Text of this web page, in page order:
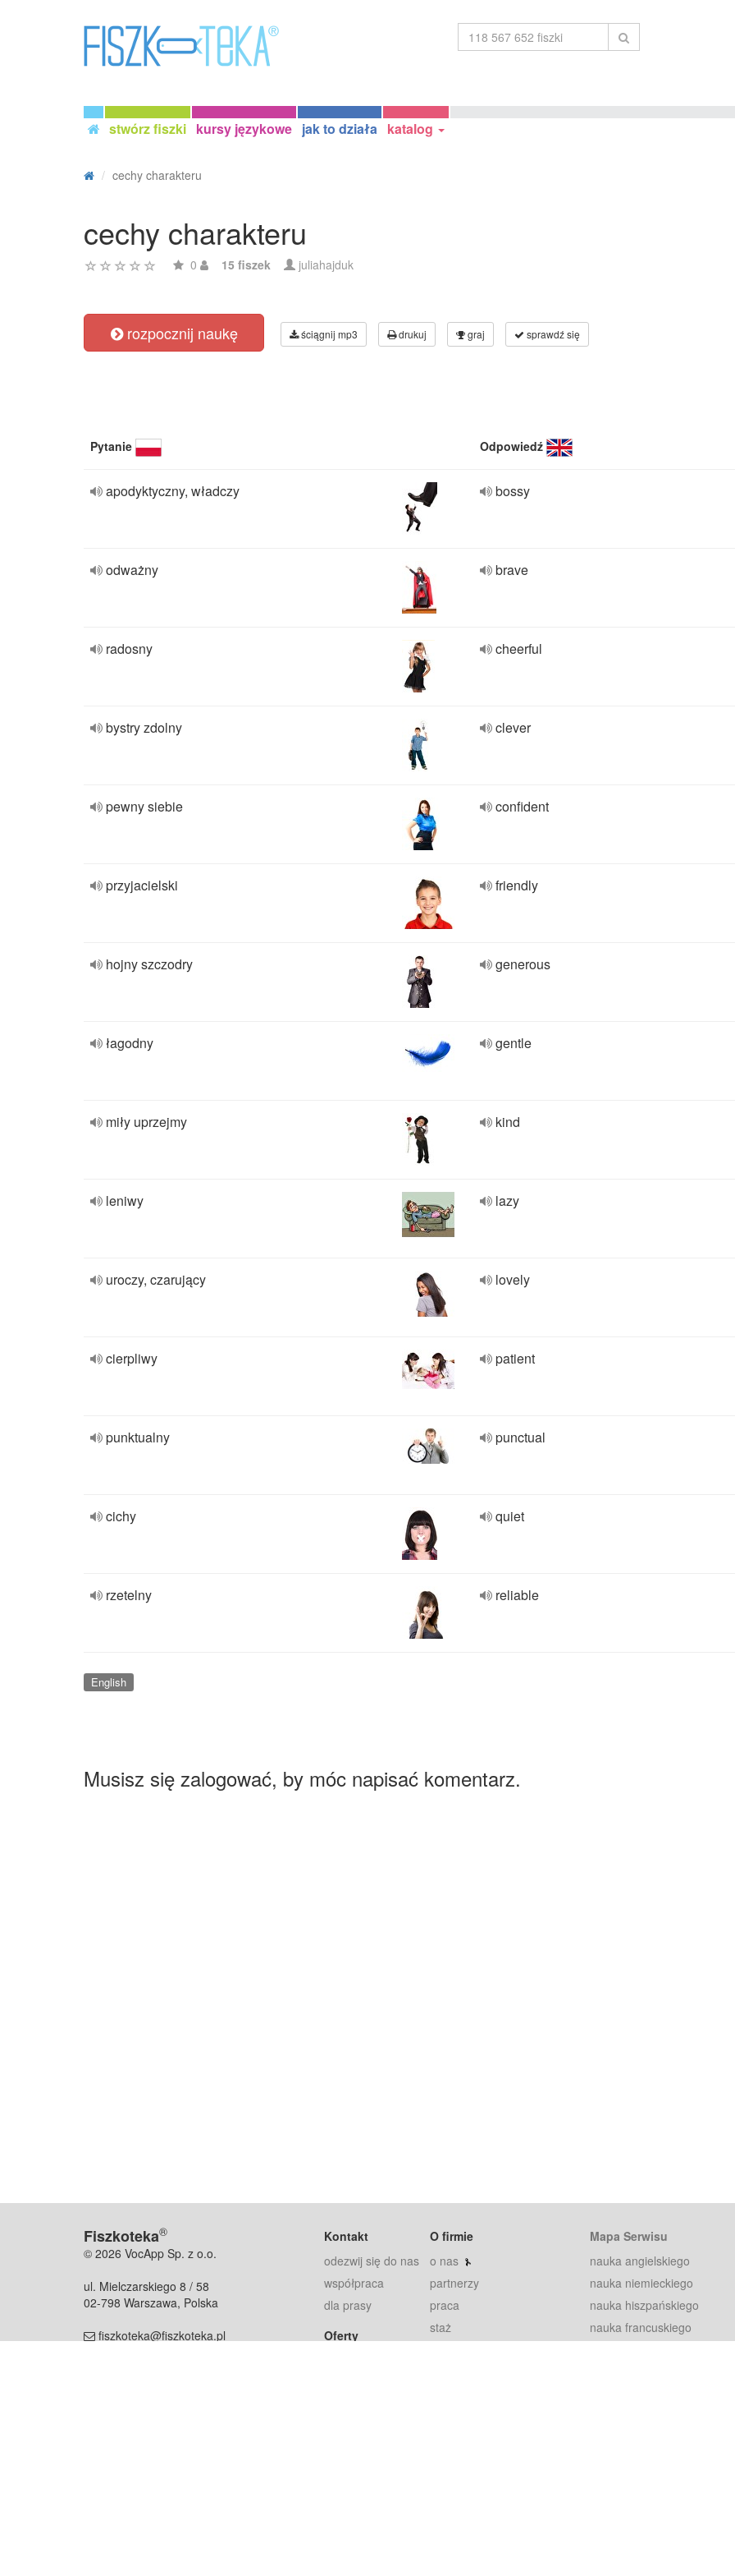
stwórz fiszki kursy językowe jak to działa katalog
cechy charakteru
cechy charakteru
0 15 fiszek juliahajduk
rozpocznij naukę ściągnij mp3 drukuj graj sprawdź się
Pytanie Odpowiedź
apodyktyczny, władczy bossy
odważny brave
radosny cheerful
bystry zdolny clever
pewny siebie confident
przyjacielski friendly
hojny szczodry generous
łagodny gentle
miły uprzejmy kind
leniwy lazy
uroczy, czarujący lovely
cierpliwy patient
punktualny punctual
cichy quiet
rzetelny reliable
English
Musisz się zalogować, by móc napisać komentarz.
Fiszkoteka®
© 2026 VocApp Sp. z o.o.
ul. Mielczarskiego 8 / 58
02-798 Warszawa, Polska
fiszkoteka@fiszkoteka.pl
Kontakt
odezwij się do nas
współpraca
dla prasy
Oferty
O firmie
o nas
partnerzy
praca
staż
Mapa Serwisu
nauka angielskiego
nauka niemieckiego
nauka hiszpańskiego
nauka francuskiego